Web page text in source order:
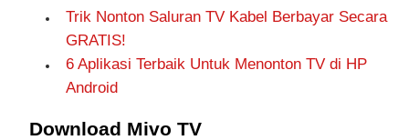
Trik Nonton Saluran TV Kabel Berbayar Secara
GRATIS!
6 Aplikasi Terbaik Untuk Menonton TV di HP
Android
Download Mivo TV